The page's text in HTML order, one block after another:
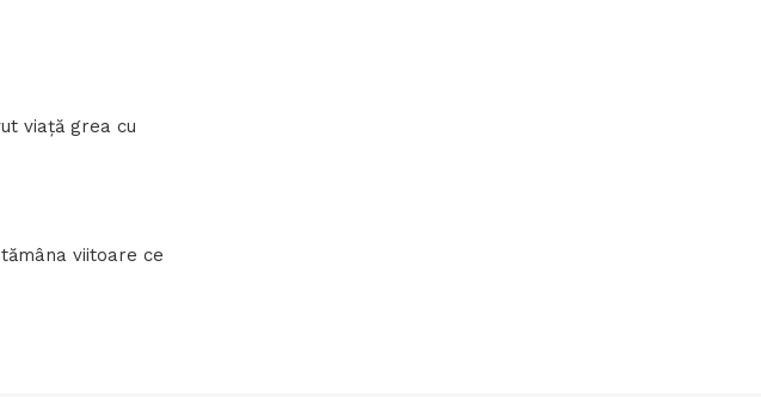
viață grea cu
viitoare ce